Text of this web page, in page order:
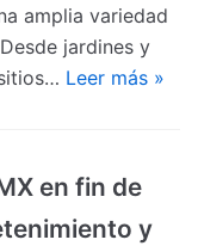
amplia variedad
jardines y
Leer más »
en fin de
y